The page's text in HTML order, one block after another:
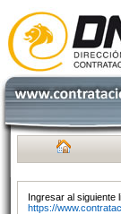
Ingresar al siguiente
https://